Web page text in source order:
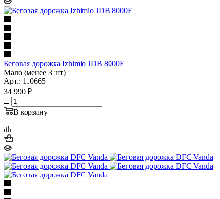
Беговая дорожка Izhimio JDB 8000E
Мало (менее 3 шт)
Арт.: 110665
34 990 ₽
В корзину